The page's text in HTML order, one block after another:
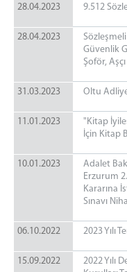
28.04.2023 9.512
28.04.2023
Güvenlik
Şoför,
31.03.2023 Oltu
11.01.2023
"Kitap
İçin Kitap
10.01.2023
Adalet
Erzurum
Kararına
Sınavı
06.10.2022 2023 Yılı
15.09.2022
2022 Yılı